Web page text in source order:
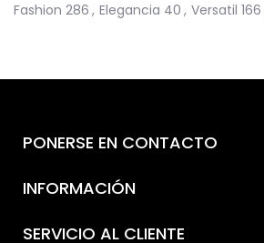
Fashion 286 , Elegancia 40 , Versatil 166
PONERSE EN CONTACTO
INFORMACIÓN
SERVICIO AL CLIENTE